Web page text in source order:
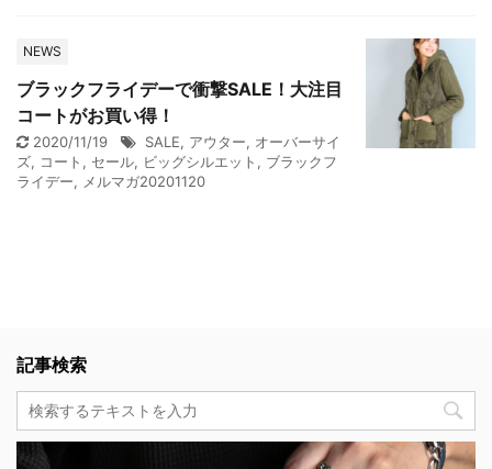
NEWS
ブラックフライデーで衝撃SALE！大注目
コートがお買い得！
2020/11/19 SALE, アウター, オーバーサイ
ズ, コート , セール, ビッグシルエット , ブラックフ
ライデー, メルマガ20201120
記事検索